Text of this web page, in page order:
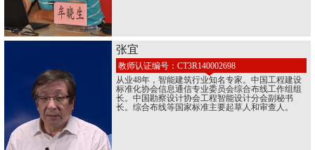
张宜
教师认证编号：CT3R140002698
从业48年，智能建筑行业知名专家。中国工程建设
标准化协会信息通信专业委员会综合布线工作组组
长。中国勘察设计协会工程智能设计分会副秘书
长。综合布线等国家标准主要起草人和审查人。